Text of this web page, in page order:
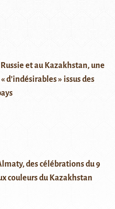
Russie et au Kazakhstan, une
d’indésirables » issus des
des célébrations du 9
couleurs du Kazakhstan